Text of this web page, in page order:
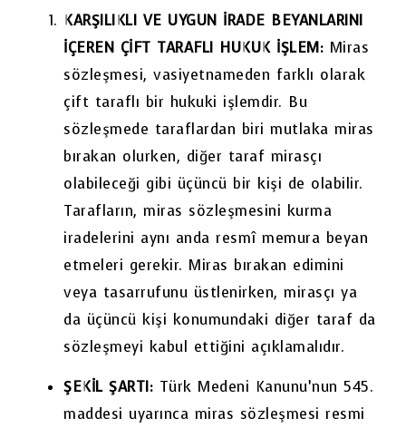
KARŞILIKLI VE UYGUN İRADE BEYANLARINI
İÇEREN ÇİFT TARAFLI HUKUK İŞLEM: Miras
sözleşmesi, vasiyetnameden farklı olarak
çift taraflı bir hukuki işlemdir. Bu
sözleşmede taraflardan biri mutlaka miras
bırakan olurken, diğer taraf mirasçı
olabileceği gibi üçüncü bir kişi de olabilir.
Tarafların, miras sözleşmesini kurma
iradelerini aynı anda resmî memura beyan
etmeleri gerekir. Miras bırakan edimini
veya tasarrufunu üstlenirken, mirasçı ya
da üçüncü kişi konumundaki diğer taraf da
sözleşmeyi kabul ettiğini açıklamalıdır.
ŞEKİL ŞARTI: Türk Medeni Kanunu’nun 545.
maddesi uyarınca miras sözleşmesi resmi